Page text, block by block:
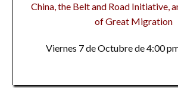
China, the Belt and Road Initiative,
of Great Migration
Viernes 7 de Octubre de 4:00